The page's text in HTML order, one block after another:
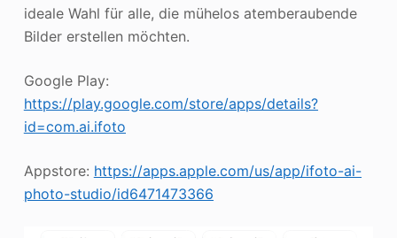
ideale Wahl für alle, die mühelos atemberaubende
Bilder erstellen möchten.
Google Play:
https://play.google.com/store/apps/details?
id=com.ai.ifoto
Appstore: https://apps.apple.com/us/app/ifoto-ai-
photo-studio/id6471473366